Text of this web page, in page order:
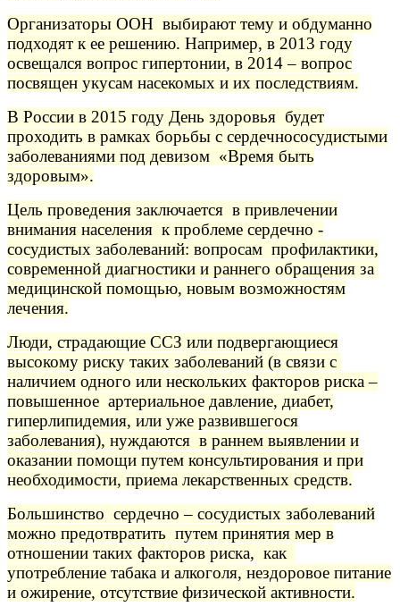
Организаторы ООН выбирают тему и обдуманно
подходят к ее решению. Например, в 2013 году
освещался вопрос гипертонии, в 2014 – вопрос
посвящен укусам насекомых и их последствиям.
В России в 2015 году День здоровья будет
проходить в рамках борьбы с сердечнососудистыми
заболеваниями под девизом «Время быть
здоровым».
Цель проведения заключается в привлечении
внимания населения к проблеме сердечно -
сосудистых заболеваний: вопросам профилактики,
современной диагностики и раннего обращения за
медицинской помощью, новым возможностям
лечения.
Люди, страдающие ССЗ или подвергающиеся
высокому риску таких заболеваний (в связи с
наличием одного или нескольких факторов риска –
повышенное артериальное давление, диабет,
гиперлипидемия, или уже развившегося
заболевания), нуждаются в раннем выявлении и
оказании помощи путем консультирования и при
необходимости, приема лекарственных средств.
Большинство сердечно – сосудистых заболеваний
можно предотвратить путем принятия мер в
отношении таких факторов риска, как
употребление табака и алкоголя, нездоровое питание
и ожирение, отсутствие физической активности.